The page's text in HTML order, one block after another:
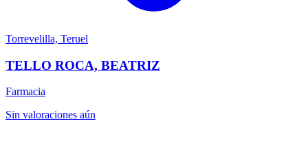
Torrevelilla, Teruel
TELLO ROCA, BEATRIZ
Farmacia
Sin valoraciones aún